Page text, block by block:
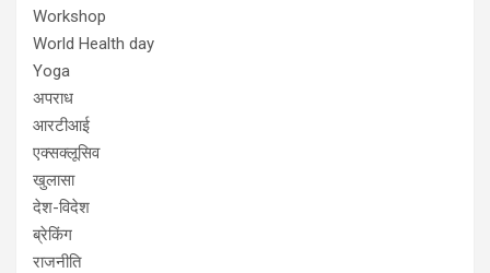
Workshop
World Health day
Yoga
अपराध
आरटीआई
एक्सक्लूसिव
खुलासा
देश-विदेश
ब्रेकिंग
राजनीति